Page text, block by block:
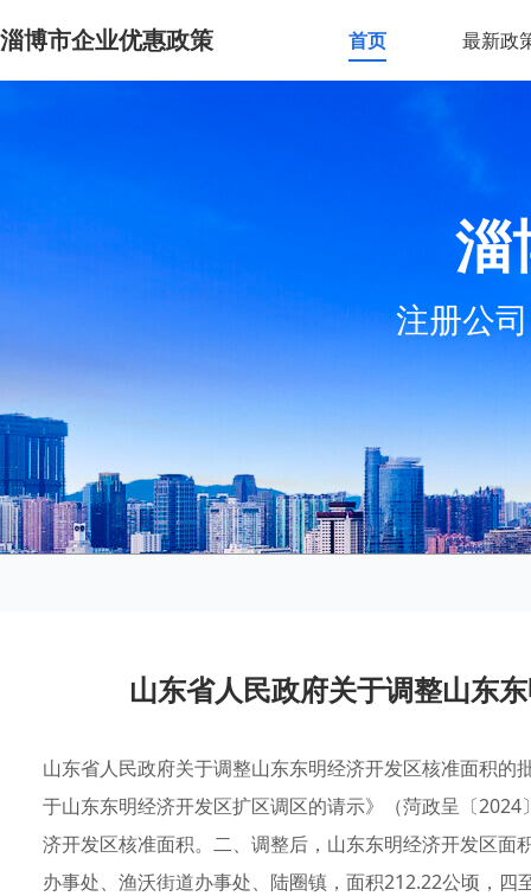
淄博市企业优惠政策 首页 最新政
淄
注册公
山东省人民政府关于调整山东
山东省人民政府关于调整山东东明经济开发区核准面积
于山东东明经济开发区扩区调区的请示》（菏政呈〔
济开发区核准面积。二、调整后，山东东明经济开发区
办事处、渔沃街道办事处、陆圈镇，面积212.22公顷，